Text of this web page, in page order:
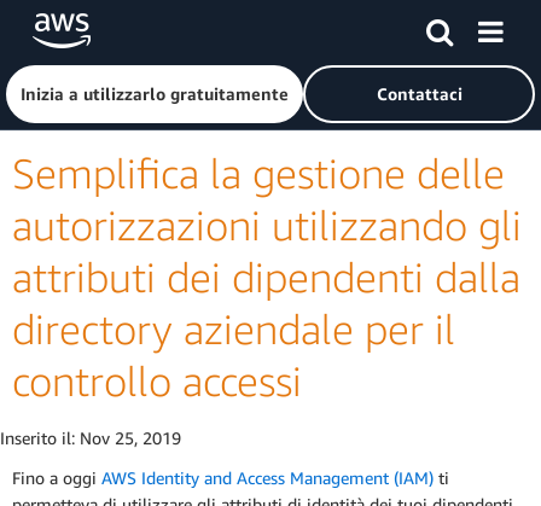
Passa al contenuto principale
Fai clic qui per tornare alla home page di Amazon Web
Inizia a utilizzarlo gratuitamente Contattaci
Semplifica la gestione delle
autorizzazioni utilizzando gli
attributi dei dipendenti dalla
directory aziendale per il
controllo accessi
Inserito il: Nov 25, 2019
Fino a oggi AWS Identity and Access Management (IAM) ti